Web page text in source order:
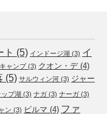
ト (5) インドージ湖 (3) イ
ャンプ(3) クオン・デ(4)
(5) サルウィン河 (3) ジャー
ップ湖 (3) ナガ (3) ナーガ (3)
ン (3) ビルマ (4) ファ